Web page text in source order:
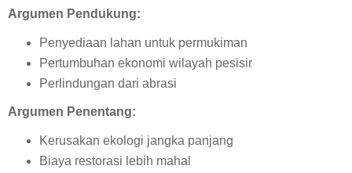
Argumen Pendukung:
Penyediaan lahan untuk permukiman
Pertumbuhan ekonomi wilayah pesisir
Perlindungan dari abrasi
Argumen Penentang:
Kerusakan ekologi jangka panjang
Biaya restorasi lebih mahal